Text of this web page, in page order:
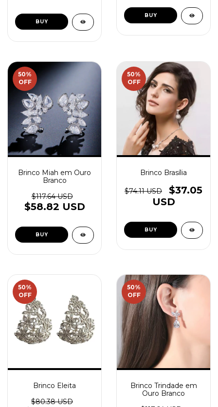
50%
OFF
Brinco Miah em Ouro
Branco
$117.64 USD
$58.82 USD
50%
OFF
Brinco Brasília
$74.11 USD
$37.05
USD
50%
OFF
Brinco Eleita
$80.38 USD
50%
OFF
Brinco Trindade em
Ouro Branco